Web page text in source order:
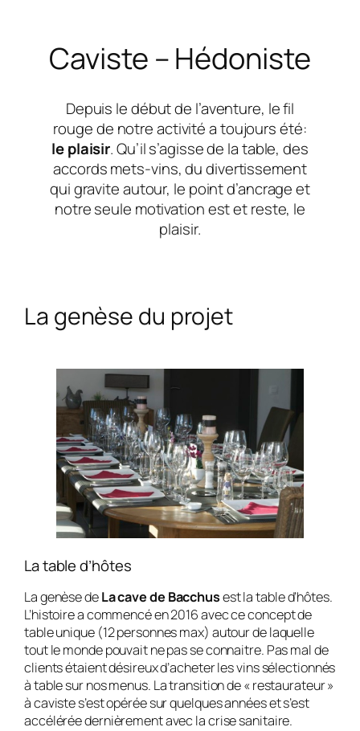
Caviste – Hédoniste
Depuis le début de l’aventure, le fil
rouge de notre activité a toujours été:
le plaisir. Qu’il s’agisse de la table, des
accords mets-vins, du divertissement
qui gravite autour, le point d’ancrage et
notre seule motivation est et reste, le
plaisir.
La genèse du projet
La table d’hôtes
La genèse deLa cave de Bacchusest la table d’hôtes.
L’histoire a commencé en 2016 avec ce concept de
table unique (12 personnes max) autour de laquelle
tout le monde pouvait ne pas se connaitre. Pas mal de
clients étaient désireux d’acheter les vins sélectionnés
à table sur nos menus. La transition de « restaurateur »
à caviste s’est opérée sur quelques années et s’est
accélérée dernièrement avec la crise sanitaire.